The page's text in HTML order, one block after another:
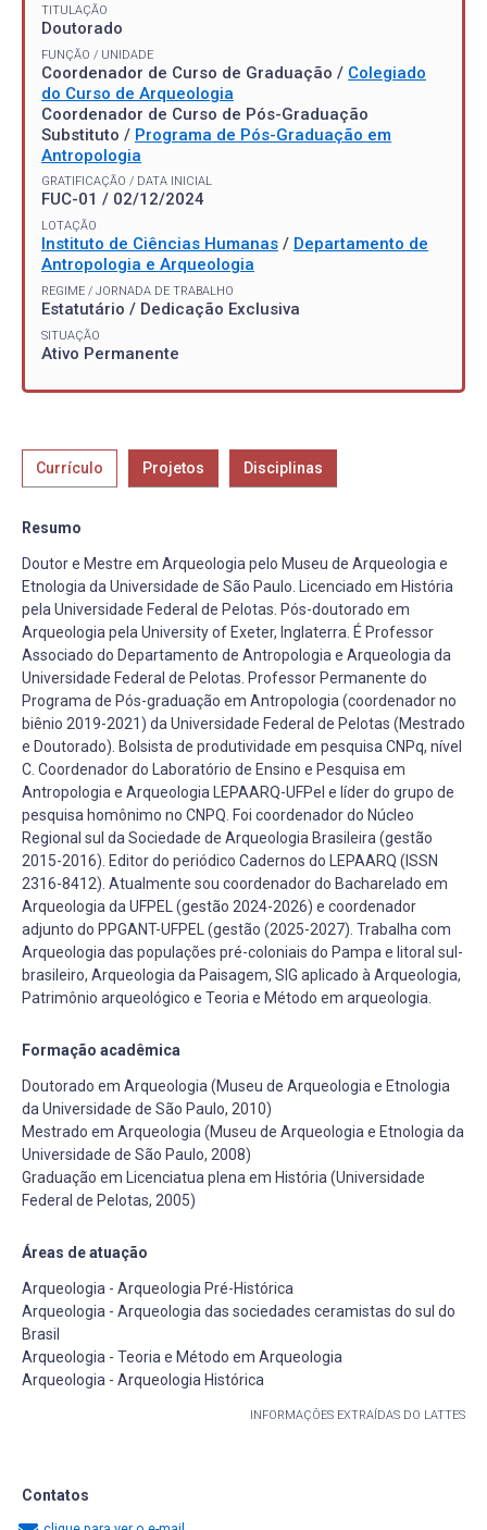
TITULAÇÃO
Doutorado
FUNÇÃO / UNIDADE
Coordenador de Curso de Graduação / Colegiado
do Curso de Arqueologia
Coordenador de Curso de Pós-Graduação
Substituto / Programa de Pós-Graduação em
Antropologia
GRATIFICAÇÃO / DATA INICIAL
FUC-01 / 02/12/2024
LOTAÇÃO
Instituto de Ciências Humanas / Departamento de
Antropologia e Arqueologia
REGIME / JORNADA DE TRABALHO
Estatutário / Dedicação Exclusiva
SITUAÇÃO
Ativo Permanente
Currículo Projetos Disciplinas
Resumo
Doutor e Mestre em Arqueologia pelo Museu de Arqueologia e
Etnologia da Universidade de São Paulo. Licenciado em História
pela Universidade Federal de Pelotas. Pós-doutorado em
Arqueologia pela University of Exeter, Inglaterra. É Professor
Associado do Departamento de Antropologia e Arqueologia da
Universidade Federal de Pelotas. Professor Permanente do
Programa de Pós-graduação em Antropologia (coordenador no
biênio 2019-2021) da Universidade Federal de Pelotas (Mestrado
e Doutorado). Bolsista de produtividade em pesquisa CNPq, nível
C. Coordenador do Laboratório de Ensino e Pesquisa em
Antropologia e Arqueologia LEPAARQ-UFPel e líder do grupo de
pesquisa homônimo no CNPQ. Foi coordenador do Núcleo
Regional sul da Sociedade de Arqueologia Brasileira (gestão
2015-2016). Editor do periódico Cadernos do LEPAARQ (ISSN
2316-8412). Atualmente sou coordenador do Bacharelado em
Arqueologia da UFPEL (gestão 2024-2026) e coordenador
adjunto do PPGANT-UFPEL (gestão (2025-2027). Trabalha com
Arqueologia das populações pré-coloniais do Pampa e litoral sul-
brasileiro, Arqueologia da Paisagem, SIG aplicado à Arqueologia,
Patrimônio arqueológico e Teoria e Método em arqueologia.
Formação acadêmica
Doutorado em Arqueologia (Museu de Arqueologia e Etnologia
da Universidade de São Paulo, 2010)
Mestrado em Arqueologia (Museu de Arqueologia e Etnologia da
Universidade de São Paulo, 2008)
Graduação em Licenciatua plena em História (Universidade
Federal de Pelotas, 2005)
Áreas de atuação
Arqueologia - Arqueologia Pré-Histórica
Arqueologia - Arqueologia das sociedades ceramistas do sul do
Brasil
Arqueologia - Teoria e Método em Arqueologia
Arqueologia - Arqueologia Histórica
INFORMAÇÕES EXTRAÍDAS DO LATTES
Contatos